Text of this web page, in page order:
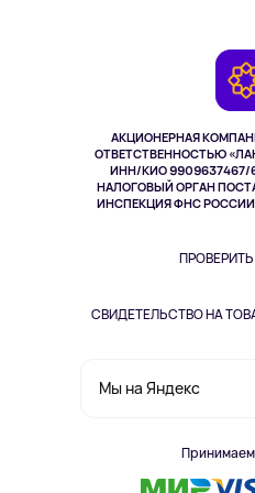
АКЦИОНЕРНАЯ
ОТВЕТСТВЕННОСТЬЮ
ИНН/КИО 9909637467/
НАЛОГОВЫЙ ОРГАН
ИНСПЕКЦИЯ ФНС
СВИДЕТЕЛЬСТВО НА
Мы на Яндекс
Принимаем
Здоровье питомцев
Одежда и аксессуары